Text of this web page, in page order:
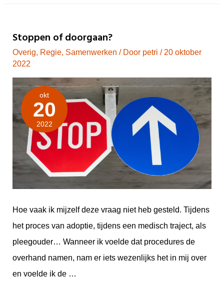
Stoppen of doorgaan?
Overig, Regie, Samenwerken / Door petri / 20 oktober
2022
okt
20
2022
Hoe vaak ik mijzelf deze vraag niet heb gesteld. Tijdens
het proces van adoptie, tijdens een medisch traject, als
pleegouder… Wanneer ik voelde dat procedures de
overhand namen, nam er iets wezenlijks het in mij over
en voelde ik de …